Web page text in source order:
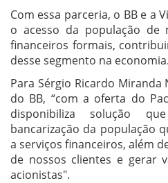
Com essa parceria, o BB e a
o acesso da população de
financeiros formais,
desse segmento na economia.
Para Sérgio Ricardo
do BB, “com a oferta do
disponibiliza solução
bancarização da população
a serviços financeiros, além
de nossos clientes e gerar
acionistas".